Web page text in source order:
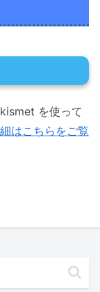
を使って
はこちらをご覧